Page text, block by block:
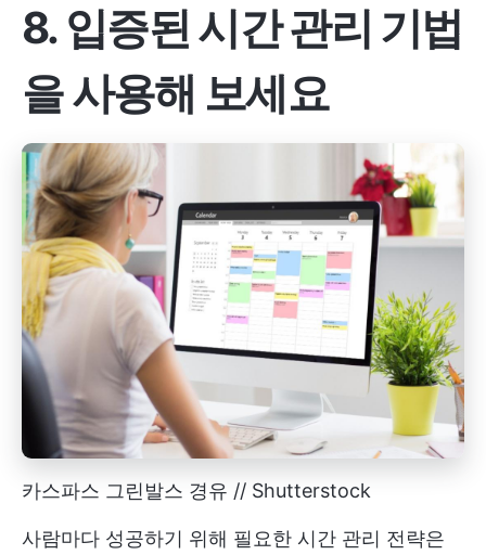
8. 입증된 시간 관리 기법
을 사용해 보세요
카스파스 그린발스 경유 // Shutterstock
사람마다 성공하기 위해 필요한 시간 관리 전략은